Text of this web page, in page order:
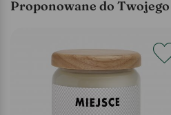
Proponowane do